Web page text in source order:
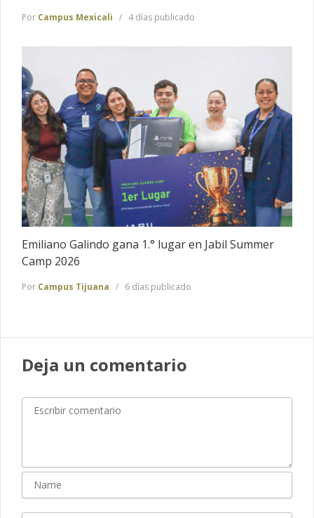
Por Campus Mexicali 4 días publicado
Emiliano Galindo gana 1.° lugar en Jabil Summer
Camp 2026
Por Campus Tijuana 6 días publicado
Deja un comentario